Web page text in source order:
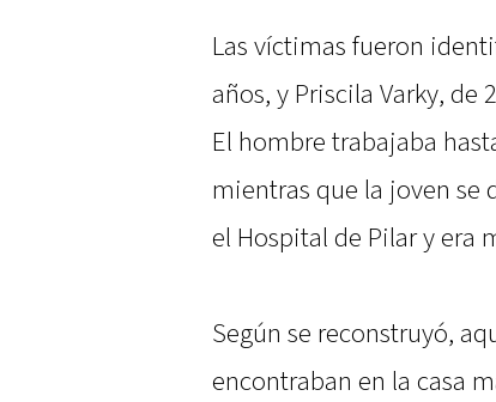
Las víctimas fueron
años, y Priscila Varky,
El hombre trabajaba
mientras que la joven se
el Hospital de Pilar y era
Según se reconstruyó,
encontraban en la casa